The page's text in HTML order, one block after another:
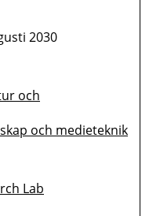
2030
och
och medieteknik
Lab